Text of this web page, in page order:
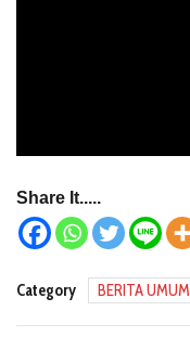
Share It.....
Category BERITA UMUM